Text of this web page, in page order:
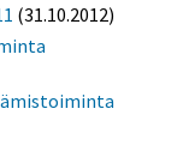
(31.10.2012)